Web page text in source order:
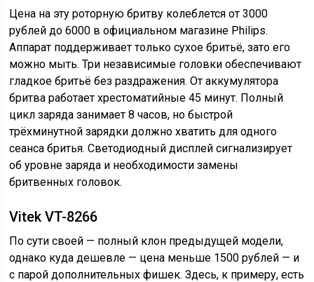
Цена на эту роторную бритву колеблется от 3000
рублей до 6000 в официальном магазине Philips.
Аппарат поддерживает только сухое бритьё, зато его
можно мыть. Три независимые головки обеспечивают
гладкое бритьё без раздражения. От аккумулятора
бритва работает хрестоматийные 45 минут. Полный
цикл заряда занимает 8 часов, но быстрой
трёхминутной зарядки должно хватить для одного
сеанса бритья. Светодиодный дисплей сигнализирует
об уровне заряда и необходимости замены
бритвенных головок.
Vitek VT-8266
По сути своей — полный клон предыдущей модели,
однако куда дешевле — цена меньше 1500 рублей — и
с парой дополнительных фишек. Здесь, к примеру, есть